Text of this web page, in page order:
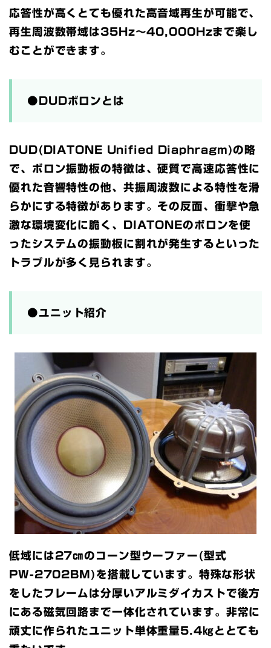
応答性が高くとても優れた高音域再生が可能で、
再生周波数帯域は35Hz～40,000Hzまで楽し
むことができます。
●DUDボロンとは
DUD(DIATONE Unified Diaphragm)の略
で、ボロン振動板の特徴は、硬質で高速応答性に
優れた音響特性の他、共振周波数による特性を滑
らかにする特徴があります。その反面、衝撃や急
激な環境変化に脆く、DIATONEのボロンを使
ったシステムの振動板に割れが発生するといった
トラブルが多く見られます。
●ユニット紹介
低域には27㎝のコーン型ウーファー(型式
PW-2702BM)を搭載しています。特殊な形状
をしたフレームは分厚いアルミダイカストで後方
にある磁気回路まで一体化されています。非常に
頑丈に作られたユニット単体重量5.4㎏ととても